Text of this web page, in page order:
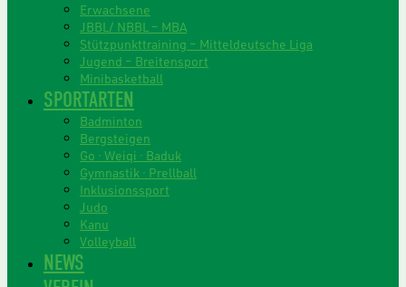
Erwachsene
JBBL/ NBBL – MBA
Stützpunkttraining – Mitteldeutsche Liga
Jugend – Breitensport
Minibasketball
SPORTARTEN
Badminton
Bergsteigen
Go · Weiqi · Baduk
Gymnastik · Prellball
Inklusionssport
Judo
Kanu
Volleyball
NEWS